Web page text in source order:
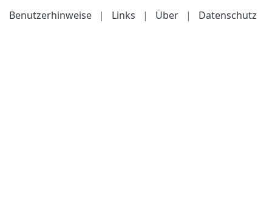
Benutzerhinweise
| Links | Über | Datenschutz